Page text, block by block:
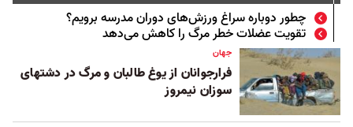
چطور دوباره سراغ ورزش‌های دوران مدرسه برویم؟
تقویت عضلات خطر مرگ را کاهش می‌دهد
جهان
فرارجوانان از یوغ طالبان و مرگ در دشتهای
سوزان نیمروز